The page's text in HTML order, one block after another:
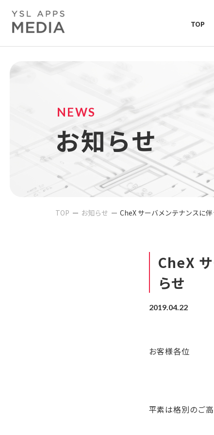
TOP
NEWS
お知らせ
TOP お知らせ CheX サーバメンテナンスに
CheX
らせ
2019.04.22
お客様各位
平素は格別のご